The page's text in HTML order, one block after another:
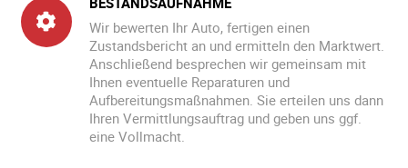
Wir bewerten Ihr Auto, fertigen einen
Zustandsbericht an und ermitteln den Marktwert.
Anschließend besprechen wir gemeinsam mit
Ihnen eventuelle Reparaturen und
Aufbereitungsmaßnahmen. Sie erteilen uns dann
Ihren Vermittlungsauftrag und geben uns ggf.
eine Vollmacht.